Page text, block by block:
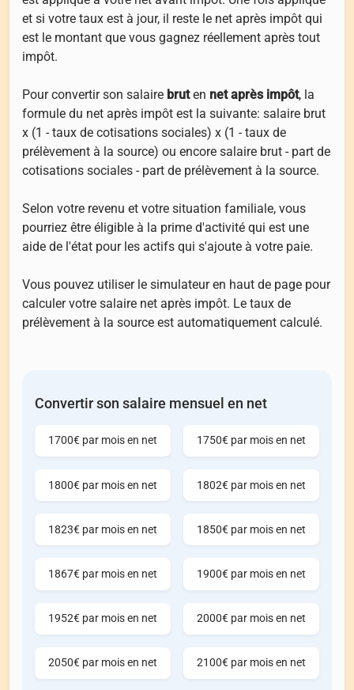
et si votre taux est à jour, il reste le net après impôt qui
est le montant que vous gagnez réellement après tout
impôt.
Pour convertir son salaire bruten net après impôt, la
formule du net après impôt est la suivante: salaire brut
x (1 - taux de cotisations sociales) x (1 - taux de
prélèvement à la source) ou encore salaire brut - part de
cotisations sociales - part de prélèvement à la source.
Selon votre revenu et votre situation familiale, vous
pourriez être éligible à la prime d'activité qui est une
aide de l'état pour les actifs qui s'ajoute à votre paie.
Vous pouvez utiliser le simulateur en haut de page pour
calculer votre salaire net après impôt. Le taux de
prélèvement à la source est automatiquement calculé.
Convertir son salaire mensuel en net
1700€ par mois en net 1750€ par mois en net
1800€ par mois en net 1802€ par mois en net
1823€ par mois en net 1850€ par mois en net
1867€ par mois en net 1900€ par mois en net
1952€ par mois en net 2000€ par mois en net
2050€ par mois en net 2100€ par mois en net